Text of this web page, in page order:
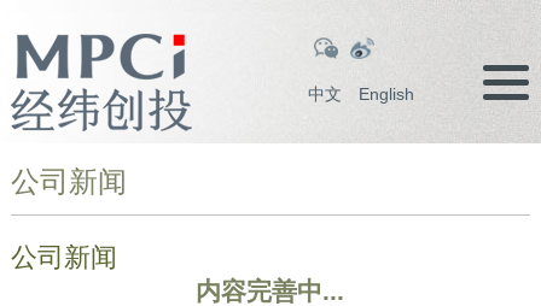
中文 English
公司新闻
公司新闻
内容完善中...